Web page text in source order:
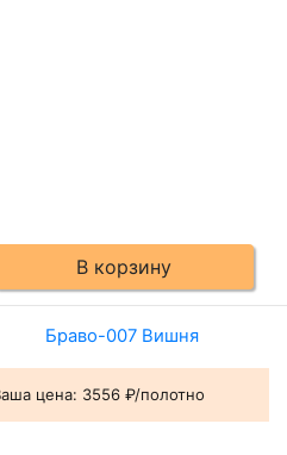
В корзину
Браво-007 Вишня
цена: 3556 ₽/полотно